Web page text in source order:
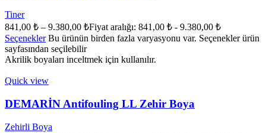
Tiner
841,00 ₺ – 9.380,00 ₺Fiyat aralığı: 841,00 ₺ - 9.380,00 ₺
Seçenekler Bu ürünün birden fazla varyasyonu var. Seçenekler ürün
sayfasından seçilebilir
Akrilik boyaları inceltmek için kullanılır.
Quick view
DEMARİN Antifouling LL Zehir Boya
Zehirli Boya